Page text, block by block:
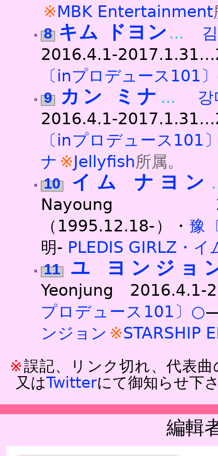
MBK Entertainment
8 キム ドヨン
2016.4.1-
〔inプロデュース101
9 カン ミナ
강
2016.4.1-
〔inプロデュース101
ナ
Jellyfish所属。
10 イム ナヨン
Nayoung
（1995.12.18-）・ 豫
明- PLEDIS GIRLZ・イ
11 ユ ヨンジョ
Yeonjung 2016.4.1-
プロデュース101〕○
ンジョン
STARSHIP
誤記、リンク切れ、代表
又はTwitterにて御知らせ下
編輯